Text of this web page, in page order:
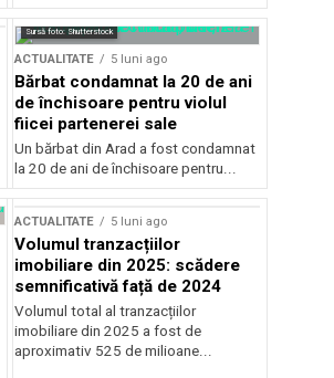
Sursă foto: Shutterstock
ACTUALITATE 5 luni ago
Bărbat condamnat la 20 de ani
de închisoare pentru violul
fiicei partenerei sale
Un bărbat din Arad a fost condamnat
la 20 de ani de închisoare pentru...
ACTUALITATE 5 luni ago
Volumul tranzacțiilor
imobiliare din 2025: scădere
semnificativă față de 2024
Volumul total al tranzacțiilor
imobiliare din 2025 a fost de
aproximativ 525 de milioane...